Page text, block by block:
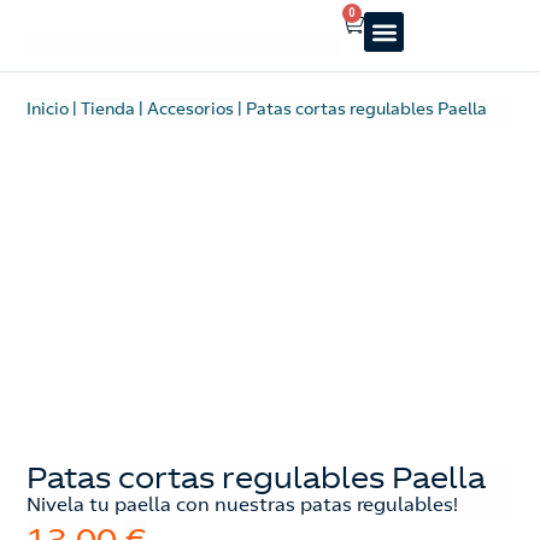
0
Inicio |Tienda | Accesorios | Patas cortas regulables Paella
Patas cortas regulables Paella
Nivela tu paella con nuestras patas regulables!